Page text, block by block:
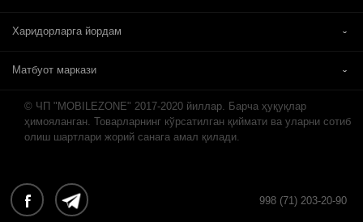
Харидорларга йордам
Матбуот маркази
© ЧП "MOBILEZONE" 2017-2020 йиллар. Барча ҳуқуқлар
ҳимояланган. Товарларнинг кўрсатилган қиймати ва уларни сотиб
олиш шартлари жорий санага амал қилади.
998 (71) 203-20-90